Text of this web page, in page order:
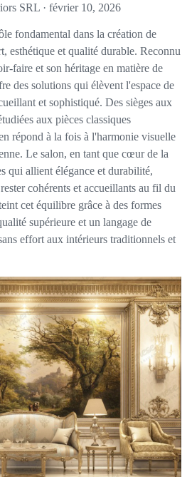
SRL · février 10, 2026
fondamental dans la création de
esthétique et qualité durable. Reconnu
faire et son héritage en matière de
des solutions qui élèvent l'espace de
et sophistiqué. Des sièges aux
aux pièces classiques
répond à la fois à l'harmonie visuelle
Le salon, en tant que cœur de la
qui allient élégance et durabilité,
cohérents et accueillants au fil du
cet équilibre grâce à des formes
supérieure et un langage de
effort aux intérieurs traditionnels et